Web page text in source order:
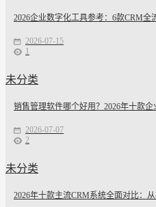
2026企业数字化工具参考：6款CRM全
2026-07-15
1
未分类
销售管理软件哪个好用？2026年十款
2026-07-07
2
未分类
2026年十款主流CRM系统全面对比：